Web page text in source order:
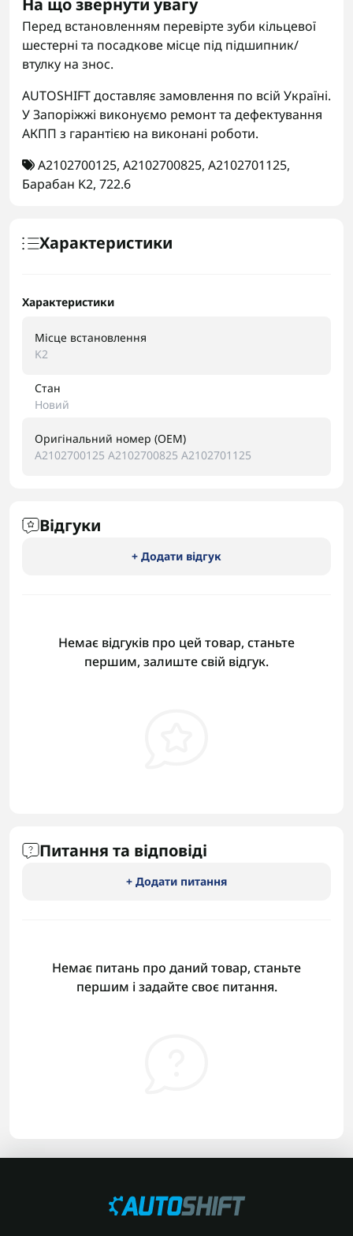
На що звернути увагу
Перед встановленням перевірте зуби кільцевої
шестерні та посадкове місце під підшипник/
втулку на знос.
AUTOSHIFT доставляє замовлення по всій Україні.
У Запоріжжі виконуємо ремонт та дефектування
АКПП з гарантією на виконані роботи.
A2102700125, A2102700825, A2102701125,
Барабан K2, 722.6
Характеристики
Характеристики
Місце встановлення
K2
Стан
Новий
Оригінальний номер (OEM)
A2102700125 A2102700825 A2102701125
Відгуки
+ Додати відгук
Немає відгуків про цей товар, станьте
першим, залиште свій відгук.
Питання та відповіді
+ Додати питання
Немає питань про даний товар, станьте
першим і задайте своє питання.